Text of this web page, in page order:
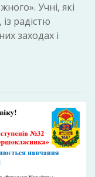
Учні, які
радістю
заходах і